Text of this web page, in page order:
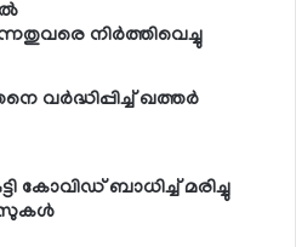
നിര്‍ത്തിവെച്ചു
വര്‍ദ്ധിപ്പിച്ച് ഖത്തര്‍
കോവിഡ് ബാധിച്ച് മരിച്ചു